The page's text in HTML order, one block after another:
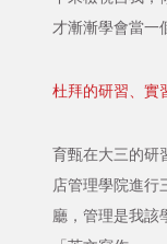
才漸漸學會當一
杜拜的研習、實
育甄在大三的研
店管理學院進行
廳，管理是我該